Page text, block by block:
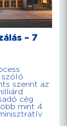
– 7
szóló
szerint az
cég
mint 4